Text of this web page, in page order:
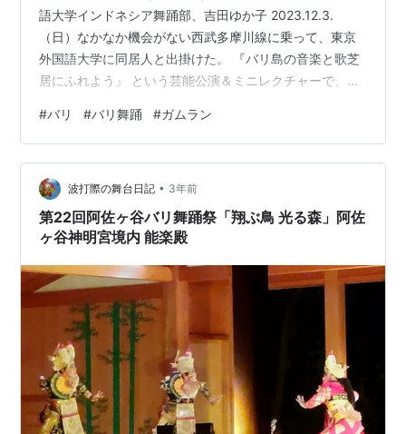
語大学インドネシア舞踊部、吉田ゆか子 2023.12.3.
（日）なかなか機会がない西武多摩川線に乗って、東京
外国語大学に同居人と出掛けた。 『バリ島の音楽と歌芝
居にふれよう』 という芸能公演＆ミニレクチャーで、無
（口のガムラン）のチアーットさんが来日するというの
で早速申し込んだ。 演目はこちら。・ガムラン・ググン
タンガン演奏 （出演：マメタンガン）・バリ舞踊パニャ
ンブラマ （出演：東京外国語大学インドネシア舞踊
部）・ミニレクチャー「コロナ状況下のバリ芸能と声ガ
ムラン」（講師：吉田ゆか…
#バリ #バリ舞踊 #ガムラン
波打際の舞台日記 • 3年前
第22回阿佐ヶ谷バリ舞踊祭「翔ぶ鳥 光る森」阿佐
ヶ谷神明宮境内 能楽殿